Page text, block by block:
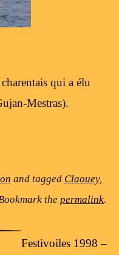
qui a élu
Mestras).
and tagged Claouey,
the permalink.
Festivoiles 1998 –